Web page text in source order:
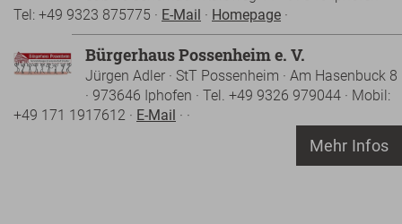
Tel: +49 9323 875775 · E-Mail · Homepage ·
Bürgerhaus Possenheim e. V.
Jürgen Adler · StT Possenheim · Am Hasenbuck 8
· 973646 Iphofen · Tel. +49 9326 979044 · Mobil:
+49 171 1917612 · E-Mail · ·
Mehr Infos